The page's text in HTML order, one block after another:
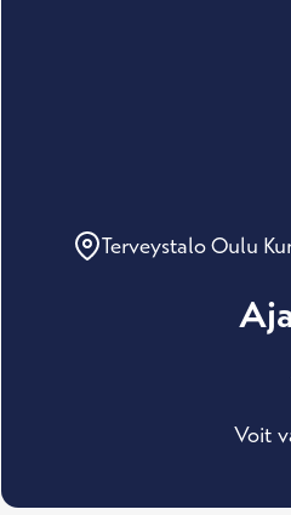
Terveystalo Oulu
Voit